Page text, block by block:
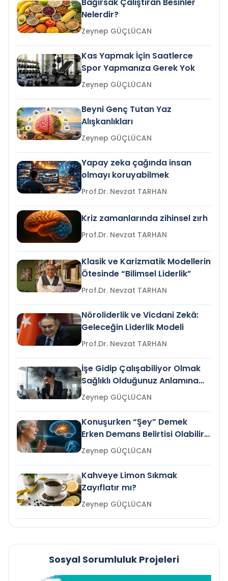
Nelerdir?
Zeynep GÜÇLÜCAN
Kas Yapmak İçin Saatlerce
Spor Yapmanıza Gerek Yok
Zeynep GÜÇLÜCAN
Beyni Genç Tutan Yaz
Alışkanlıkları
Zeynep GÜÇLÜCAN
Yapay zeka çağında insan
olmayı koruyabilmek
Prof.Dr. Nevzat TARHAN
Kriz zamanlarında zihinsel zırh
Prof.Dr. Nevzat TARHAN
Klasik ve Karizmatik Modellerin
Ötesinde “Bilimsel Liderlik”
Prof.Dr. Nevzat TARHAN
Nöroliderlik ve Vicdani Zekâ:
Geleceğin Liderlik Modeli
Prof.Dr. Nevzat TARHAN
İşe Gidip Çalışabiliyor Olmak
Sağlıklı Olduğunuz Anlamına
Gelir mi?Zeynep GÜÇLÜCAN
Konuşurken “Şey” Demek
Erken Demans Belirtisi Olabilir
mi?
Zeynep GÜÇLÜCAN
Kahveye Limon Sıkmak
Zayıflatır mı?
Zeynep GÜÇLÜCAN
Sosyal Sorumluluk Projeleri